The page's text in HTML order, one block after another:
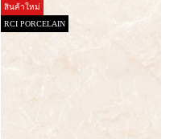
สินค้าใหม่
RCI PORCELAIN